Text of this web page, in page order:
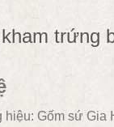
trứng
hiệu: Gốm sứ Gia